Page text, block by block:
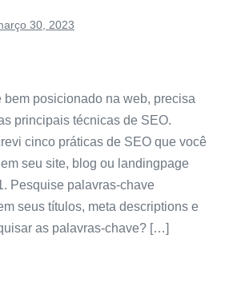
30, 2023
bem posicionado na web, precisa
principais técnicas de SEO.
cinco práticas de SEO que você
seu site, blog ou landingpage
Pesquise palavras-chave
seus títulos, meta descriptions e
as palavras-chave? […]